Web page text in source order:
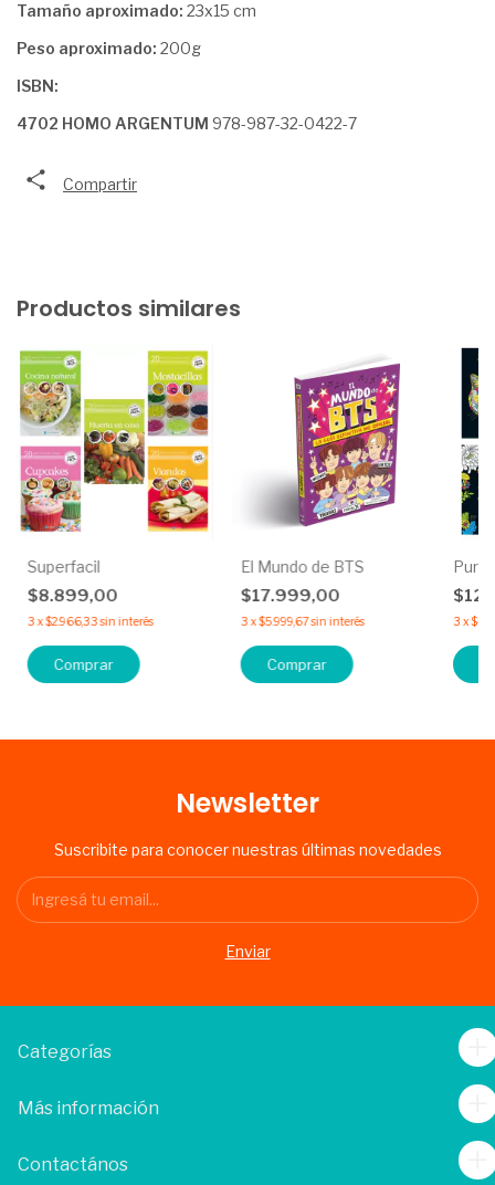
Tamaño aproximado: 23x15 cm
Peso aproximado: 200g
ISBN:
4702 HOMO ARGENTUM 978-987-32-0422-7
Compartir
Productos similares
Superfacil
$8.899,00
3 x$2.966,33 sin interés
Comprar
El Mundo de BTS
$17.999,00
3 x$5.999,67sin interés
Puro
3 x
Newsletter
Suscribite para conocer nuestras últimas novedades
Categorías
Más información
Contactános